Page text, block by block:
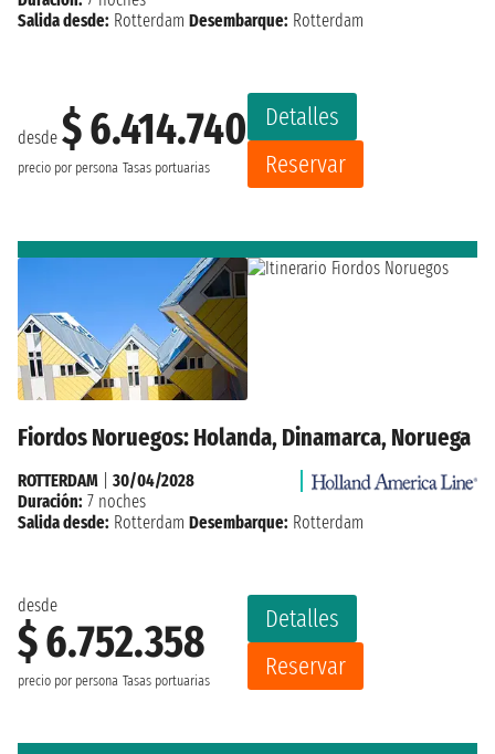
desde $ 6.414.740
precio por persona Tasas portuarias
Detalles
Reservar
Salida desde: Rotterdam Desembarque: Rotterdam
Fiordos Noruegos: Holanda, Dinamarca, Noruega
desde
$ 6.752.358
precio por persona Tasas portuarias
Detalles
Reservar
ROTTERDAM
30/04/2028
Duración: 7 noches
Salida desde: Rotterdam Desembarque: Rotterdam